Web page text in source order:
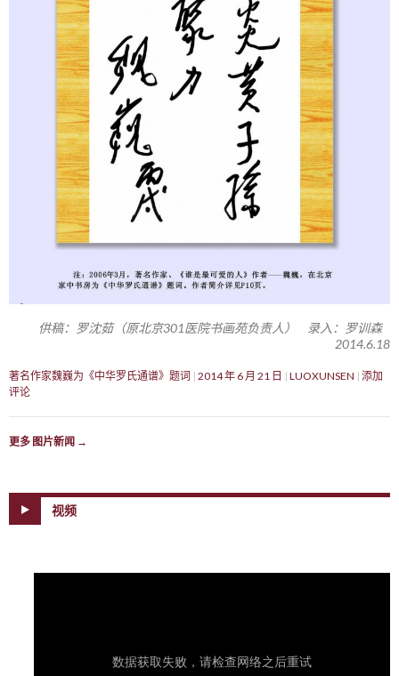
供稿：罗沈茹（原北京301医院书画苑负责人） 录入：罗训森
2014.6.18
著名作家魏巍为《中华罗氏通谱》题词 2014 年 6 月 21 日 LUOXUNSEN 添加
评论
更多 图片新闻 →
视频